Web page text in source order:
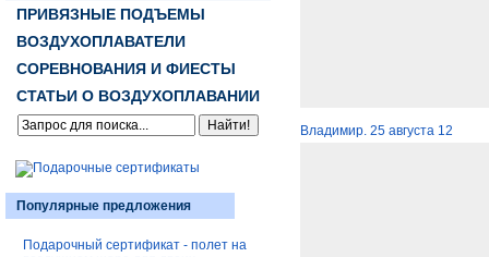
ПРИВЯЗНЫЕ ПОДЪЕМЫ
ВОЗДУХОПЛАВАТЕЛИ
СОРЕВНОВАНИЯ И ФИЕСТЫ
СТАТЬИ О ВОЗДУХОПЛАВАНИИ
Популярные предложения
Подарочный сертификат - полет на
Владимир. 25 августа 12